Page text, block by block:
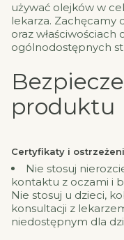
używać olejków w
lekarza. Zachęcamy
oraz
ogólnodostępnych
produktu
Certyfikaty i
Nie stosuj
kontaktu z oczami i
Nie stosuj u dzieci,
konsultacji z
niedostępnym dla